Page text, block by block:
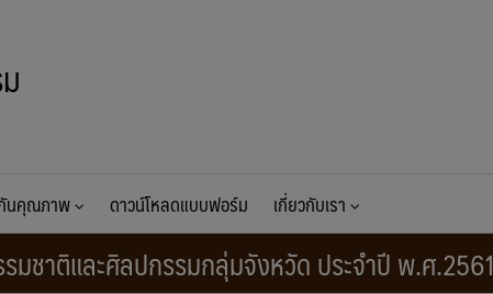
นคุณภาพ ดาวน์โหลดแบบฟอร์ม เกี่ยวกับเรา
มชาติและศิลปกรรมกลุ่มจังหวัด ประจำปี พ.ศ.2561